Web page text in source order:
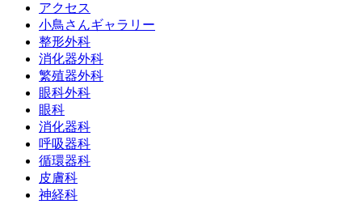
アクセス
小鳥さんギャラリー
整形外科
消化器外科
繁殖器外科
眼科外科
眼科
消化器科
呼吸器科
循環器科
皮膚科
神経科